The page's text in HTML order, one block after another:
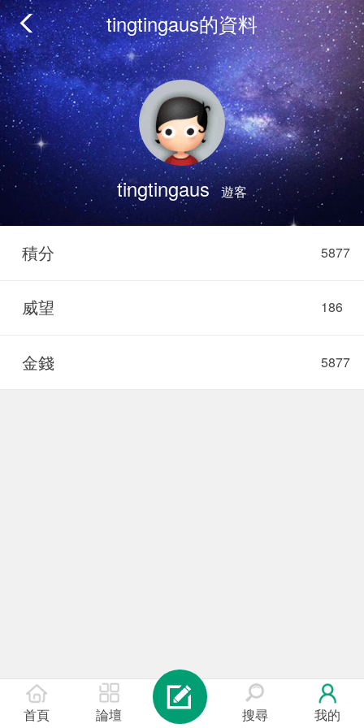
tingtingaus的資料
tingtingaus 遊客
5877
積分
186
威望
5877
金錢
首頁 論壇 搜尋 我的